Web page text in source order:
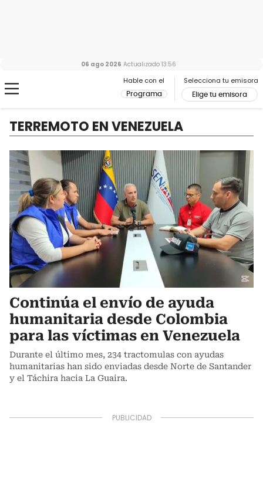
Hable con el
Programa
Selecciona tu emisora
Elige tu emisora
06 ago 2026 Actualizado 13:56
TERREMOTO EN VENEZUELA
Continúa el envío de ayuda
humanitaria desde Colombia
para las víctimas en Venezuela
Durante el último mes, 234 tractomulas con ayudas
humanitarias han sido enviadas desde Norte de Santander
y el Táchira hacia La Guaira.